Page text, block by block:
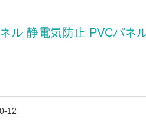
ル 静電気防止 PVCパネ
12